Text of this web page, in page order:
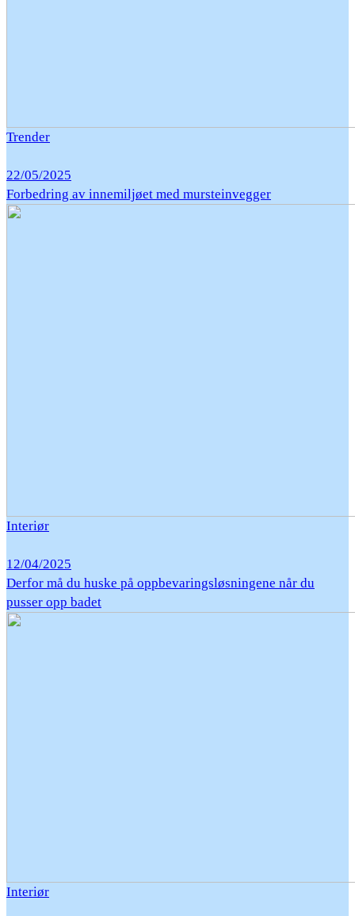
Trender
22/05/2025
Forbedring av innemiljøet med mursteinvegger
Interiør
12/04/2025
Derfor må du huske på oppbevaringsløsningene når du
pusser opp badet
Interiør